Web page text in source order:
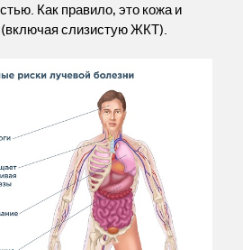
Как правило, это кожа и
слизистую ЖКТ).